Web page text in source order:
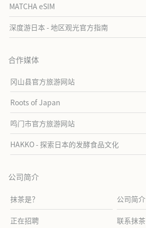
MATCHA eSIM
深度游日本 - 地区观光官方指南
合作媒体
冈山县官方旅游网站
Roots of Japan
鸣门市官方旅游网站
HAKKO - 探索日本的发酵食品文化
公司简介
抹茶是？ 公司简介
正在招聘 联系抹茶